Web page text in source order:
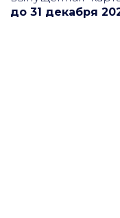
до 31 декабря